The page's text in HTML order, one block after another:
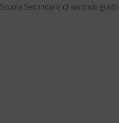
Scuola Secondaria di secondo grado